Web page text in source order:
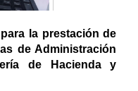
la prestación de
de Administración
de Hacienda y